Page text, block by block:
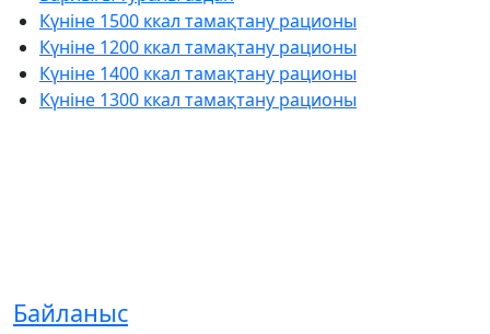
Күніне 1500 ккал тамақтану рационы
Күніне 1200 ккал тамақтану рационы
Күніне 1400 ккал тамақтану рационы
Күніне 1300 ккал тамақтану рационы
Байланыс